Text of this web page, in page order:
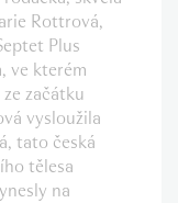
Rottrová,
Plus
ve kterém
začátku
vysloužila
tato česká
tělesa
na